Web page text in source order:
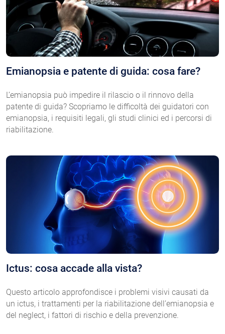
Emianopsia e patente di guida: cosa fare?
L’emianopsia può impedire il rilascio o il rinnovo della
patente di guida? Scopriamo le difficoltà dei guidatori con
emianopsia, i requisiti legali, gli studi clinici ed i percorsi di
riabilitazione.
Ictus: cosa accade alla vista?
Questo articolo approfondisce i problemi visivi causati da
un ictus, i trattamenti per la riabilitazione dell’emianopsia e
del neglect, i fattori di rischio e della prevenzione.